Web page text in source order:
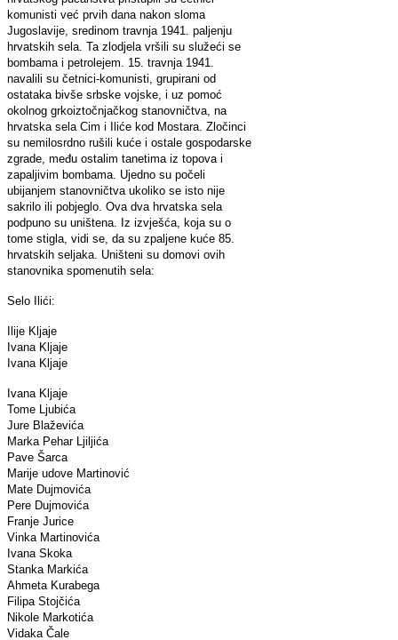
komunisti već prvih dana nakon sloma
Jugoslavije, sredinom travnja 1941. paljenju
hrvatskih sela. Ta zlodjela vršili su služeći se
bombama i petrolejem. 15. travnja 1941.
navalili su četnici-komunisti, grupirani od
ostataka bivše srbske vojske, i uz pomoć
okolnog grkoiztočnjačkog stanovničtva, na
hrvatska sela Cim i Iliće kod Mostara. Zločinci
su nemilosrdno rušili kuće i ostale gospodarske
zgrade, među ostalim tanetima iz topova i
zapaljivim bombama. Ujedno su počeli
ubijanjem stanovničtva ukoliko se isto nije
sakrilo ili pobjeglo. Ova dva hrvatska sela
podpuno su uništena. Iz izvješća, koja su o
tome stigla, vidi se, da su zpaljene kuće 85.
hrvatskih seljaka. Uništeni su domovi ovih
stanovnika spomenutih sela:
Selo Ilići:
Ilije Kljaje
Ivana Kljaje
Ivana Kljaje
Ivana Kljaje
Tome Ljubića
Jure Blaževića
Marka Pehar Ljiljića
Pave Šarca
Marije udove Martinović
Mate Dujmovića
Pere Dujmovića
Franje Jurice
Vinka Martinovića
Ivana Skoka
Stanka Markića
Ahmeta Kurabega
Filipa Stojčića
Nikole Markotića
Vidaka Čale